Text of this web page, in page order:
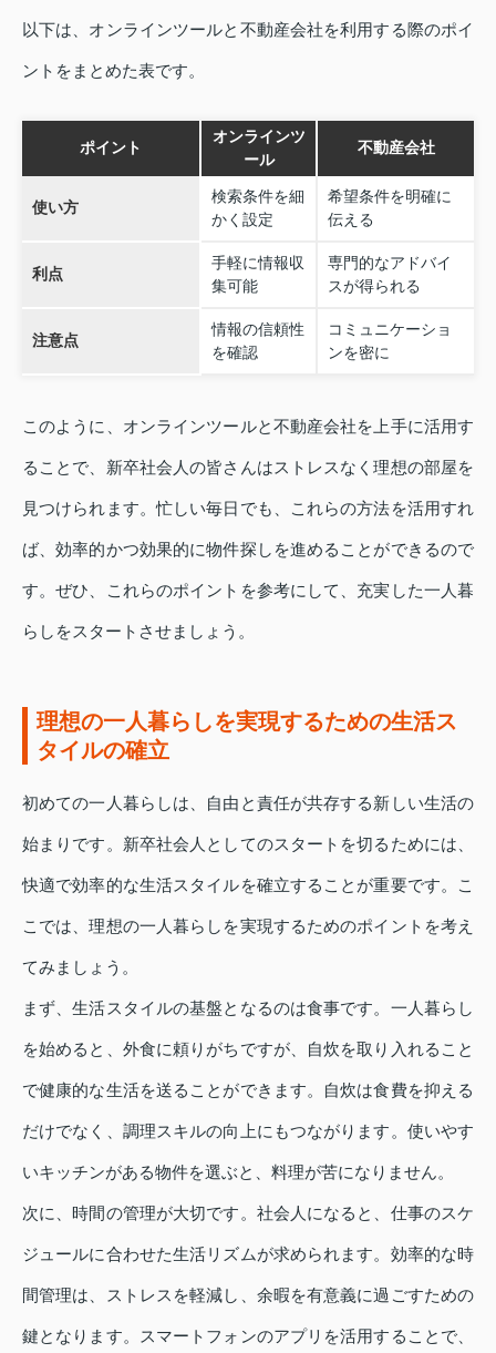
以下は、オンラインツールと不動産会社を利用する際のポイ
ントをまとめた表です。
ポイント
オンラインツ
ール
不動産会社
使い方
検索条件を細
かく設定
希望条件を明確に
伝える
利点
手軽に情報収
集可能
専門的なアドバイ
スが得られる
注意点
情報の信頼性
を確認
コミュニケーショ
ンを密に
このように、オンラインツールと不動産会社を上手に活用す
ることで、新卒社会人の皆さんはストレスなく理想の部屋を
見つけられます。忙しい毎日でも、これらの方法を活用すれ
ば、効率的かつ効果的に物件探しを進めることができるので
す。ぜひ、これらのポイントを参考にして、充実した一人暮
らしをスタートさせましょう。
理想の一人暮らしを実現するための生活ス
タイルの確立
初めての一人暮らしは、自由と責任が共存する新しい生活の
始まりです。新卒社会人としてのスタートを切るためには、
快適で効率的な生活スタイルを確立することが重要です。こ
こでは、理想の一人暮らしを実現するためのポイントを考え
てみましょう。
まず、生活スタイルの基盤となるのは食事です。一人暮らし
を始めると、外食に頼りがちですが、自炊を取り入れること
で健康的な生活を送ることができます。自炊は食費を抑える
だけでなく、調理スキルの向上にもつながります。使いやす
いキッチンがある物件を選ぶと、料理が苦になりません。
次に、時間の管理が大切です。社会人になると、仕事のスケ
ジュールに合わせた生活リズムが求められます。効率的な時
間管理は、ストレスを軽減し、余暇を有意義に過ごすための
鍵となります。スマートフォンのアプリを活用することで、